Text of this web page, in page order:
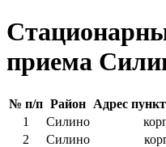
приема
№ п/п Район Адрес
1
Силино
2
Силино